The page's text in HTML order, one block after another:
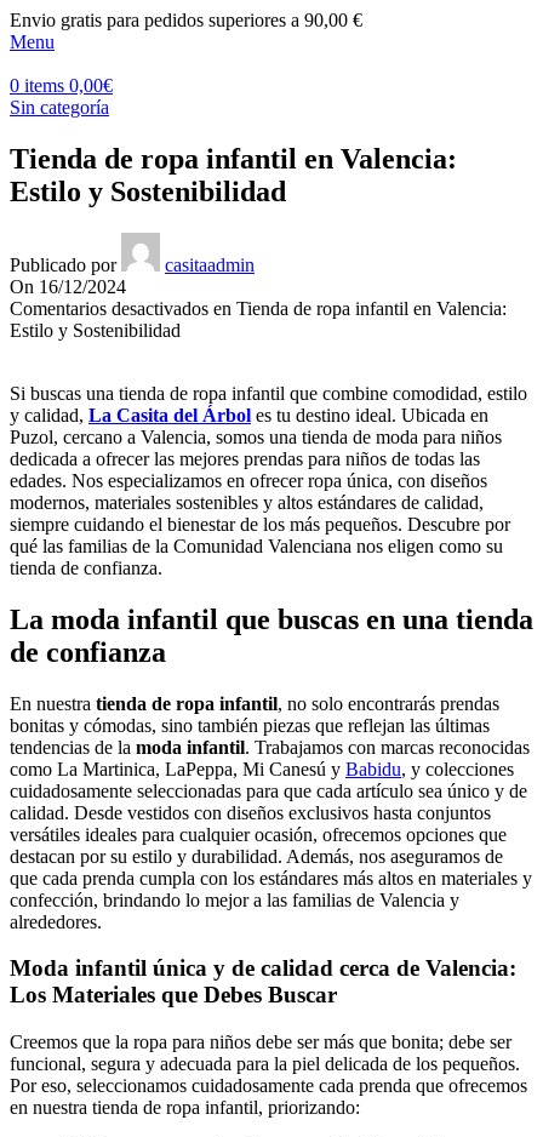
Envio gratis para pedidos superiores a 90,00 €
Menu
0 items 0,00€
Sin categoría
Tienda de ropa infantil en Valencia:
Estilo y Sostenibilidad
Publicado por
casitaadmin
On 16/12/2024
Comentarios desactivados en Tienda de ropa infantil en Valencia:
Estilo y Sostenibilidad
Si buscas una tienda de ropa infantil que combine comodidad, estilo
y calidad, La Casita del Árbol es tu destino ideal. Ubicada en
Puzol, cercano a Valencia, somos una tienda de moda para niños
dedicada a ofrecer las mejores prendas para niños de todas las
edades. Nos especializamos en ofrecer ropa única, con diseños
modernos, materiales sostenibles y altos estándares de calidad,
siempre cuidando el bienestar de los más pequeños. Descubre por
qué las familias de la Comunidad Valenciana nos eligen como su
tienda de confianza.
La moda infantil que buscas en una tienda
de confianza
En nuestra tienda de ropa infantil, no solo encontrarás prendas
bonitas y cómodas, sino también piezas que reflejan las últimas
tendencias de la moda infantil. Trabajamos con marcas reconocidas
como La Martinica, LaPeppa, Mi Canesú y Babidu, y colecciones
cuidadosamente seleccionadas para que cada artículo sea único y de
calidad. Desde vestidos con diseños exclusivos hasta conjuntos
versátiles ideales para cualquier ocasión, ofrecemos opciones que
destacan por su estilo y durabilidad. Además, nos aseguramos de
que cada prenda cumpla con los estándares más altos en materiales y
confección, brindando lo mejor a las familias de Valencia y
alrededores.
Moda infantil única y de calidad cerca de Valencia:
Los Materiales que Debes Buscar
Creemos que la ropa para niños debe ser más que bonita; debe ser
funcional, segura y adecuada para la piel delicada de los pequeños.
Por eso, seleccionamos cuidadosamente cada prenda que ofrecemos
en nuestra tienda de ropa infantil, priorizando: